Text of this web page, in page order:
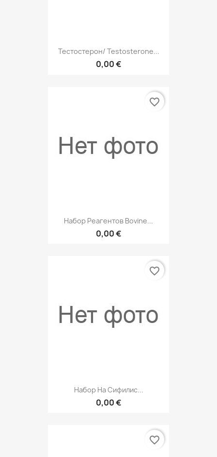
Тестостерон/ Testosterone...
0,00 €
Набор Реагентов Bovine...
0,00 €
favorite_border
Набор На Сифилис...
0,00 €
favorite_border
favorite_border